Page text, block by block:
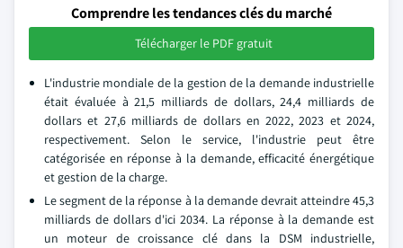
Comprendre les tendances clés du marché
Télécharger le PDF gratuit
L'industrie mondiale de la gestion de la demande industrielle
était évaluée à 21,5 milliards de dollars, 24,4 milliards de
dollars et 27,6 milliards de dollars en 2022, 2023 et 2024,
respectivement. Selon le service, l'industrie peut être
catégorisée en réponse à la demande, efficacité énergétique
et gestion de la charge.
Le segment de la réponse à la demande devrait atteindre 45,3
milliards de dollars d'ici 2034. La réponse à la demande est
un moteur de croissance clé dans la DSM industrielle,